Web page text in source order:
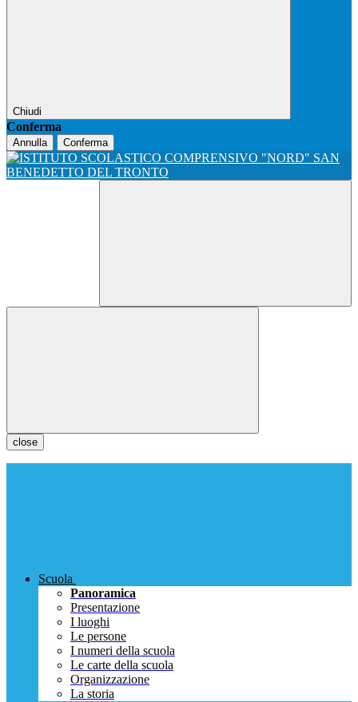
Chiudi
Conferma
Annulla Conferma
close
Scuola
Panoramica
Presentazione
I luoghi
Le persone
I numeri della scuola
Le carte della scuola
Organizzazione
La storia